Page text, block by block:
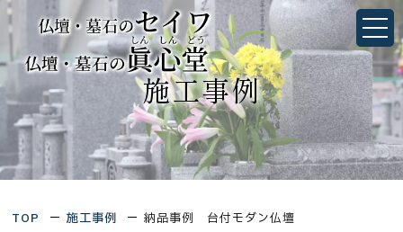
納品事例 台付モダン仏壇｜墓石・仏壇のことなら
静岡県浜松市・愛知県豊橋市にあるセイワ／眞心堂
静岡県浜松市中央区佐鳴台1丁目4-27
TOP 施工事例 納品事例 台付モダン仏壇